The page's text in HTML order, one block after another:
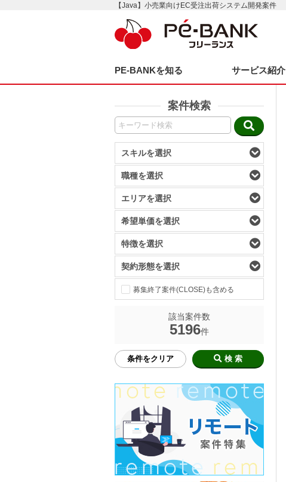
【Java】小売業向けEC受注出荷システム開発案件
PE-BANKを知る サービス紹介
案件検索
スキルを選択
職種を選択
エリアを選択
希望単価を選択
特徴を選択
契約形態を選択
募集終了案件(CLOSE)も含める
該当案件数
5196件
条件をクリア 検 索